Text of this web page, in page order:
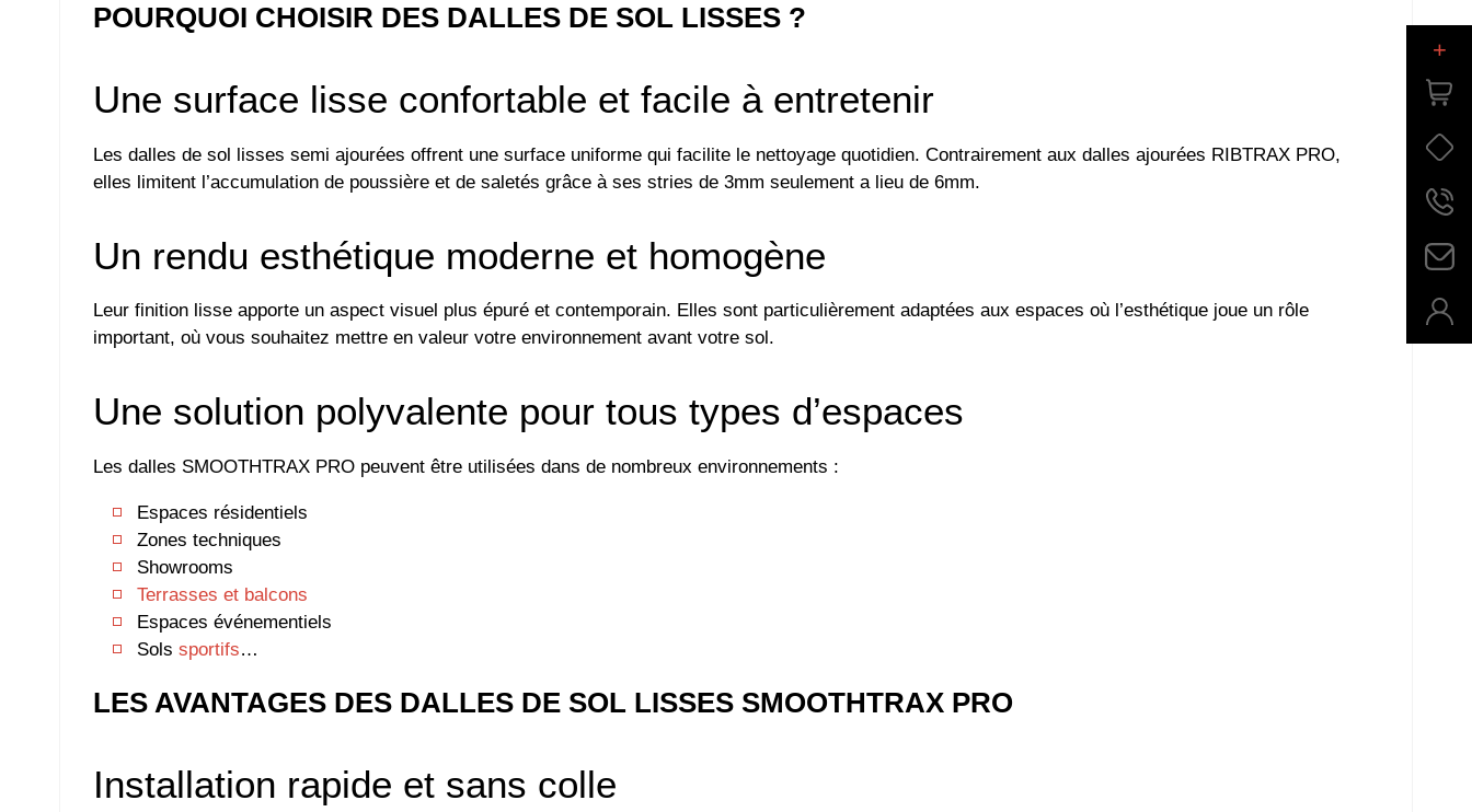
POURQUOI CHOISIR DES DALLES DE SOL LISSES ?
Une surface lisse confortable et facile à entretenir
Les dalles de sol lisses semi ajourées offrent une surface uniforme qui facilite le nettoyage quotidien. Contrairement aux dalles ajourées RIBTRAX PRO,
elles limitent l’accumulation de poussière et de saletés grâce à ses stries de 3mm seulement a lieu de 6mm.
Un rendu esthétique moderne et homogène
Leur finition lisse apporte un aspect visuel plus épuré et contemporain. Elles sont particulièrement adaptées aux espaces où l’esthétique joue un rôle
important, où vous souhaitez mettre en valeur votre environnement avant votre sol.
Une solution polyvalente pour tous types d’espaces
Les dalles SMOOTHTRAX PRO peuvent être utilisées dans de nombreux environnements :
Espaces résidentiels
Zones techniques
Showrooms
Terrasses et balcons
Espaces événementiels
Sols sportifs…
LES AVANTAGES DES DALLES DE SOL LISSES SMOOTHTRAX PRO
Installation rapide et sans colle
+